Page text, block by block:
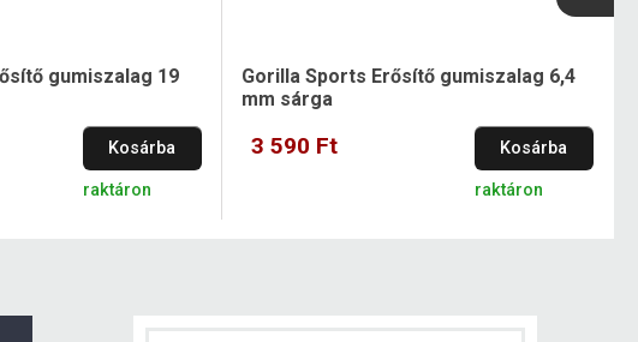
gumiszalag 19
Kosárba
raktáron
Gorilla Sports Erősítő gumiszalag 6,4
mm sárga
3 590 Ft Kosárba
raktáron